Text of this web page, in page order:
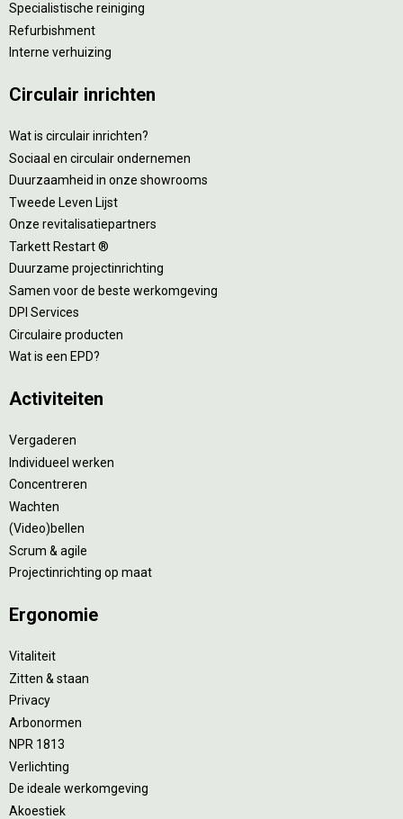
Specialistische reiniging
Refurbishment
Interne verhuizing
Circulair inrichten
Wat is circulair inrichten?
Sociaal en circulair ondernemen
Duurzaamheid in onze showrooms
Tweede Leven Lijst
Onze revitalisatiepartners
Tarkett Restart ®
Duurzame projectinrichting
Samen voor de beste werkomgeving
DPI Services
Circulaire producten
Wat is een EPD?
Activiteiten
Vergaderen
Individueel werken
Concentreren
Wachten
(Video)bellen
Scrum & agile
Projectinrichting op maat
Ergonomie
Vitaliteit
Zitten & staan
Privacy
Arbonormen
NPR 1813
Verlichting
De ideale werkomgeving
Akoestiek